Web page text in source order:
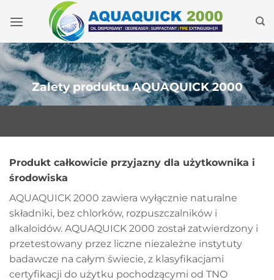
do
Zalety produktu AQUAQUICK 2000
Produkt całkowicie przyjazny dla użytkownika i
środowiska
AQUAQUICK 2000 zawiera wyłącznie naturalne
składniki, bez chlorków, rozpuszczalników i
alkaloidów. AQUAQUICK 2000 został zatwierdzony i
przetestowany przez liczne niezależne instytuty
badawcze na całym świecie, z klasyfikacjami
certyfikacji do użytku pochodzącymi od TNO